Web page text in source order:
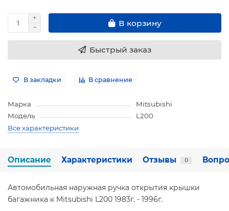
В корзину
Быстрый заказ
В закладки В сравнение
Марка
Mitsubishi
Модель
L200
Все характеристики
Описание Характеристики Отзывы 0
Автомобильная наружная ручка открытия крышки
багажника к Mitsubishi L200 1983г. - 1996г.